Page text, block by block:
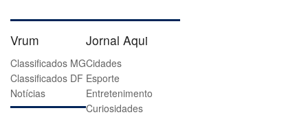
Vrum
Classificados MG
Classificados DF
Notícias
Jornal Aqui
Cidades
Esporte
Entretenimento
Curiosidades